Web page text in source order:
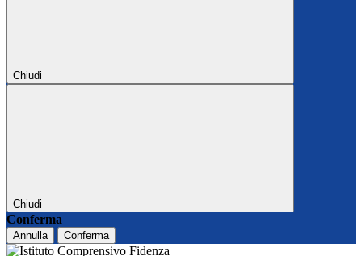
Chiudi
Chiudi
Conferma
Annulla Conferma